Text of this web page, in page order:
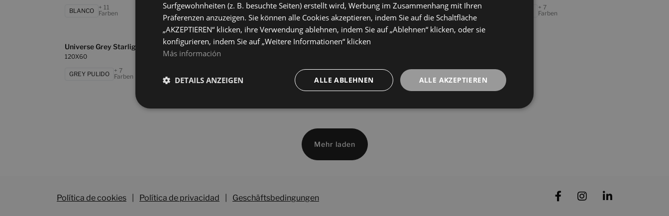
BLANCO
+ 11
Farben
GREY PULIDO
+ 11
Farben
WHITE PULIDO + 11
Farben
+ 7
Farben
Universe Grey Starlight
120X60
GREY PULIDO
+ 7
Farben
Universe Oxide Starlight
120X60
Universe White Starlight
WHITE PULIDO
+ 7
Farben
Mehr laden
Política de cookies Política de privacidad Geschäftsbedingungen
Surfgewohnheiten (z. B. besuchte Seiten) erstellt wird, Werbung im Zusammenhang mit Ihren
Präferenzen anzuzeigen. Sie können alle Cookies akzeptieren, indem Sie auf die Schaltfläche
„AKZEPTIEREN“ klicken, ihre Verwendung ablehnen, indem Sie auf „Ablehnen“ klicken, oder sie
konfigurieren, indem Sie auf „Weitere Informationen“ klicken
Más información
ALLE AKZEPTIEREN
ALLE ABLEHNEN
DETAILS ANZEIGEN